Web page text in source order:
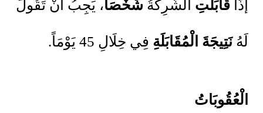
إذَا قَابَلَتِ الشَّرِكَةُ شَخْصَاً، يَجِبُ أَنْ تَقُولَ
لَهُنَتِيجَةَ الْمُقَابَلَةِ فِي خِلَالِ 45 يَوْمَاً.
الْعُقُوبَاتُ